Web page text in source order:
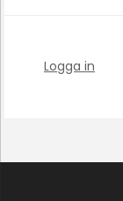
Logga in